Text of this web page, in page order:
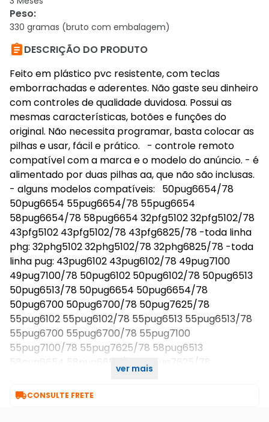
Peso:
330 gramas (bruto com embalagem)
DESCRIÇÃO DO PRODUTO
Feito em plástico pvc resistente, com teclas
emborrachadas e aderentes. Não gaste seu dinheiro
com controles de qualidade duvidosa. Possui as
mesmas características, botões e funções do
original. Não necessita programar, basta colocar as
pilhas e usar, fácil e prático. - controle remoto
compatível com a marca e o modelo do anúncio. - é
alimentado por duas pilhas aa, que não são inclusas.
- alguns modelos compatíveis: 50pug6654/78
50pug6654 55pug6654/78 55pug6654
58pug6654/78 58pug6654 32pfg5102 32pfg5102/78
43pfg5102 43pfg5102/78 43pfg6825/78 -toda linha
phg: 32phg5102 32phg5102/78 32phg6825/78 -toda
linha pug: 43pug6102 43pug6102/78 49pug7100
49pug7100/78 50pug6102 50pug6102/78 50pug6513
50pug6513/78 50pug6654 50pug6654/78
50pug6700 50pug6700/78 50pug7625/78
55pug6102 55pug6102/78 55pug6513 55pug6513/78
55pug6700 55pug6700/78 55pug7100
55pug7100/78 55pug7625/78 58pug6513
58pug6654 58pug6654/78 58pug7625/78
ver mais
CONSULTE FRETE